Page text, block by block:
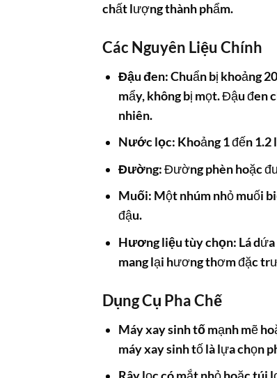
chất lượng thành phẩm.
Các Nguyên Liệu Chính
Đậu đen: Chuẩn bị khoảng
mẩy, không bị mọt. Đậu đen
nhiên.
Nước lọc: Khoảng 1 đến
Đường: Đường phèn hoặc
Muối: Một nhúm nhỏ muối
đậu.
Hương liệu tùy chọn: Lá
mang lại hương thơm đặc
Dụng Cụ Pha Chế
Máy xay sinh tốmạnh mẽ
máy xay sinh tố là lựa chọn